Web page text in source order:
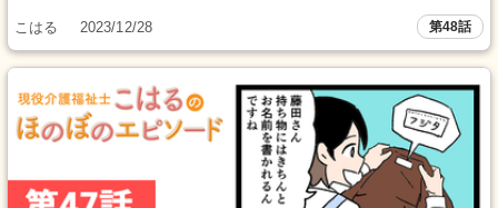
こはる 2023/12/28 第48話